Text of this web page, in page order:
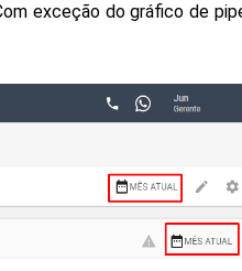
exceção do gráfico de